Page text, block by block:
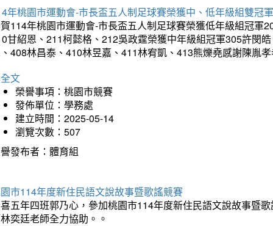
年桃園市運動會-市長盃五人制足球賽榮獲中、低年級組雙冠軍
114年桃園市運動會-市長盃五人制足球賽榮獲低年級組冠
甘紹恩、211柯懿格、212吳政霆榮獲中年級組冠軍305許閔
408林昌泰、410林昱嘉、411林宥凱、413熊爍堯感謝陳胤
文
榮譽事項：桃園市競賽
發佈單位：學務處
建立時間：2025-05-14
瀏覽次數：507
發布者：體育組
市114年度新住民語文說故事暨歌謠競賽
五年四班郭乃心，參加桃園市114年度新住民語文說故事暨
奕廷老師全力協助。。